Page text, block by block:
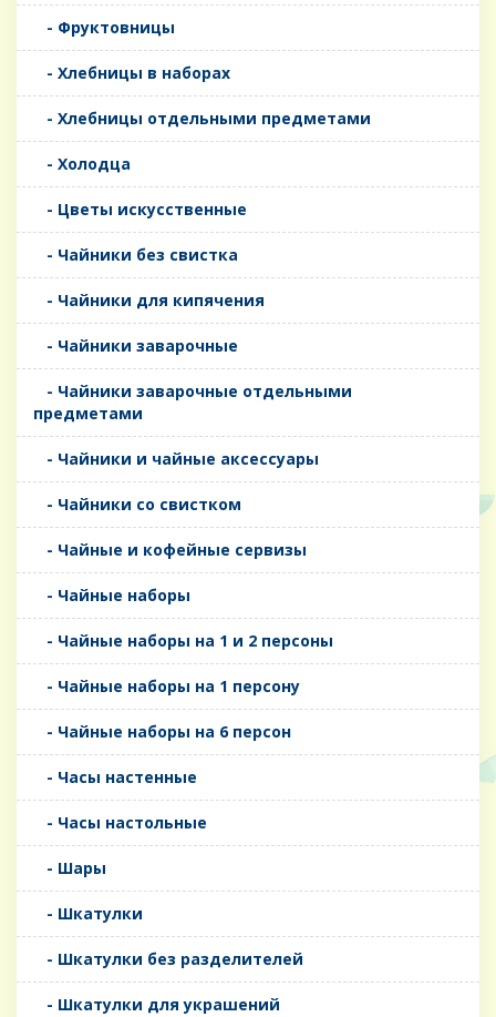
- Фруктовницы
- Хлебницы в наборах
- Хлебницы отдельными предметами
- Холодца
- Цветы искусственные
- Чайники без свистка
- Чайники для кипячения
- Чайники заварочные
- Чайники заварочные отдельными
предметами
- Чайники и чайные аксессуары
- Чайники со свистком
- Чайные и кофейные сервизы
- Чайные наборы
- Чайные наборы на 1 и 2 персоны
- Чайные наборы на 1 персону
- Чайные наборы на 6 персон
- Часы настенные
- Часы настольные
- Шары
- Шкатулки
- Шкатулки без разделителей
- Шкатулки для украшений